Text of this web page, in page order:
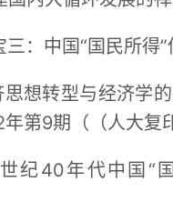
三：中国“国民所得
思想转型与经济学
第9期（（人大复
纪40年代中国“